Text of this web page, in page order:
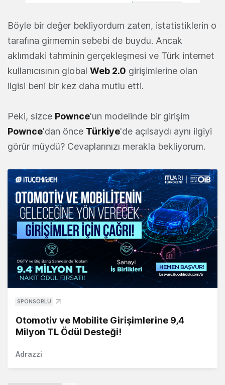
Böyle bir değer bekliyordum zaten, istatistiklerin o
tarafına girmemin sebebi de buydu. Ancak
aklımdaki tahminin gerçekleşmesi ve Türk internet
kullanıcısının global Web 2.0 girişimlerine olan
ilgisi beni bir kez daha mutlu etti.
Peki, sizce Pownce'un modelinde bir girişim
Pownce'dan önce Türkiye'de açılsaydı aynı ilgiyi
görür müydü? Cevaplarınızı merakla bekliyorum.
SPONSORLU
Otomotiv ve Mobilite Girişimlerine 9,4
Milyon TL Ödül Desteği!
Adrazzi